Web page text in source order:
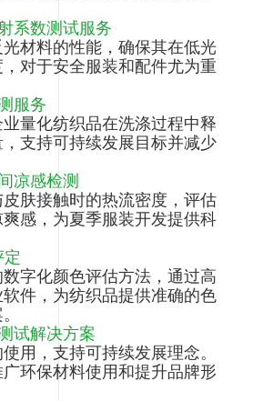
系数测试服务
材料的性能，确保其在低光
对于安全服装和配件尤为重
服务
量化纺织品在洗涤过程中释
支持可持续发展目标并减少
凉感检测
肤接触时的热流密度，评估
感，为夏季服装开发提供科
字化颜色评估方法，通过高
件，为纺织品提供准确的色
试解决方案
用，支持可持续发展理念。
环保材料使用和提升品牌形